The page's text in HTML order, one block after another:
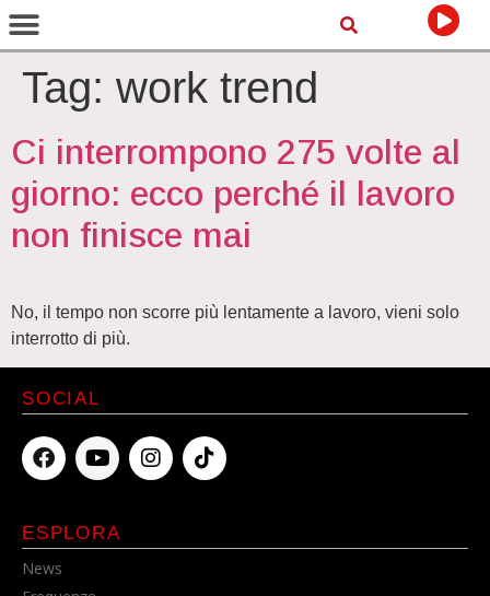
Tag: work trend
Ci interrompono 275 volte al
giorno: ecco perché il lavoro
non finisce mai
No, il tempo non scorre più lentamente a lavoro, vieni solo
interrotto di più.
ESPLORA
News
SOCIAL